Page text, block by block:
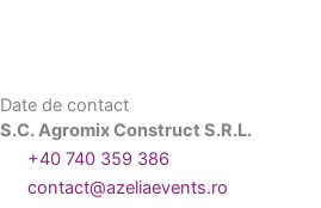
Date de contact
S.C. Agromix Construct S.R.L.
+40 740 359 386
contact@azeliaevents.ro